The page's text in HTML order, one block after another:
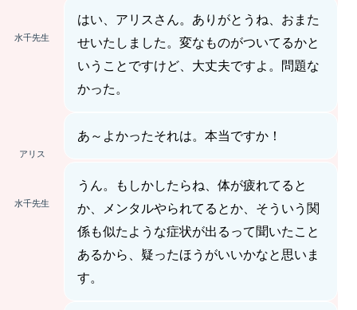
水千先生
はい、アリスさん。ありがとうね、おまた
せいたしました。変なものがついてるかと
いうことですけど、大丈夫ですよ。問題な
かった。
アリス
あ～よかったそれは。本当ですか！
水千先生
うん。もしかしたらね、体が疲れてると
か、メンタルやられてるとか、そういう関
係も似たような症状が出るって聞いたこと
あるから、疑ったほうがいいかなと思いま
す。